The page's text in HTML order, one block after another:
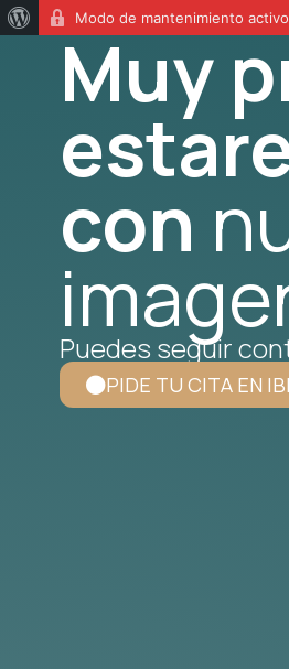
Modo de mantenimiento activo
Muy
con
Puedes seguir
PIDE TU CITA EN